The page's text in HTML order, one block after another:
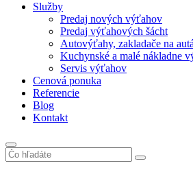
Služby
Predaj nových výťahov
Predaj výťahových šácht
Autovýťahy, zakladače na
Kuchynské a malé nákladne
Servis výťahov
Cenová ponuka
Referencie
Blog
Kontakt